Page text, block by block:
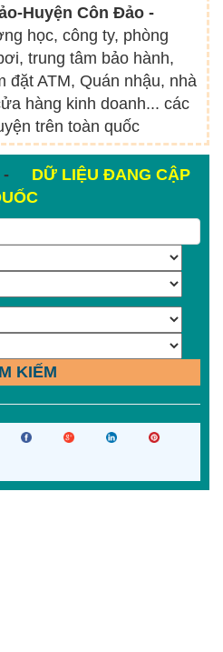
Huyện Côn Đảo -
học, công ty, phòng
trung tâm bảo hành,
đặt ATM, Quán nhậu, nhà
hàng kinh doanh... các
trên toàn quốc
-
DỮ LIỆU ĐANG CẬP
KIẾM